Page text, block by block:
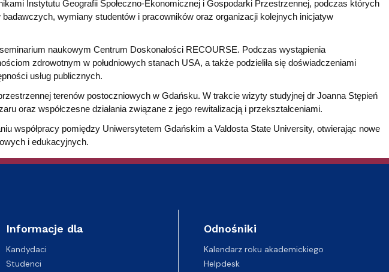
Instytutu Geografii Społeczno-Ekonomicznej i Gospodarki Przestrzennej, podczas których
wymiany studentów i pracowników oraz organizacji kolejnych inicjatyw
naukowym Centrum Doskonałości RECOURSE. Podczas wystąpienia
zdrowotnym w południowych stanach USA, a także podzieliła się doświadczeniami
usług publicznych.
terenów postoczniowych w Gdańsku. W trakcie wizyty studyjnej dr Joanna Stępień
oraz współczesne działania związane z jego rewitalizacją i przekształceniami.
współpracy pomiędzy Uniwersytetem Gdańskim a Valdosta State University, otwierając nowe
i edukacyjnych.
Informacje dla
Kandydaci
Studenci
Odnośniki
Kalendarz roku akademickiego
Helpdesk